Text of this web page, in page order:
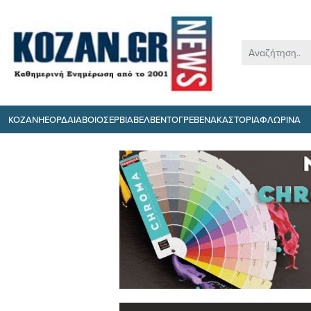
ΚΟΖΑΝΗΕΟΡΔΑΙΑΒΟΙΟΣΕΡΒΙΑΒΕΛΒΕΝΤΟΓΡΕΒΕΝΑΚΑΣΤΟΡΙΑΦΛΩΡΙΝΑ